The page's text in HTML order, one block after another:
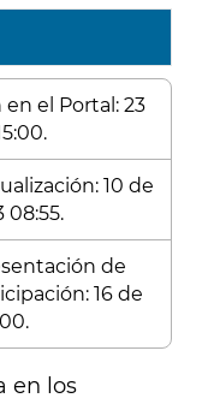
el Portal: 23
10 de
08:55.
de
16 de
en los